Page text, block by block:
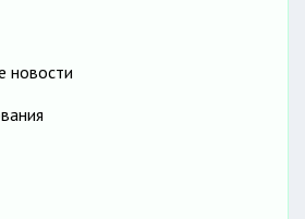
новости